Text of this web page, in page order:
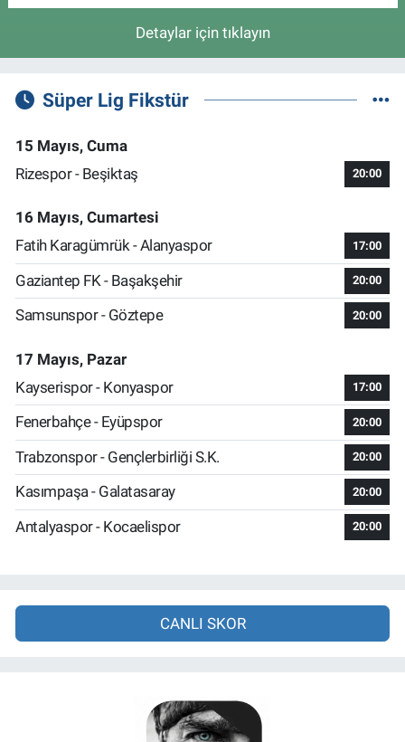
Detaylar için tıklayın
Süper Lig Fikstür
15 Mayıs, Cuma
Rizespor - Beşiktaş
20:00
16 Mayıs, Cumartesi
Fatih Karagümrük - Alanyaspor
17:00
Gaziantep FK - Başakşehir 20:00
Samsunspor - Göztepe 20:00
17 Mayıs, Pazar
Kayserispor - Konyaspor
17:00
Fenerbahçe - Eyüpspor 20:00
Trabzonspor - Gençlerbirliği S.K. 20:00
Kasımpaşa - Galatasaray 20:00
Antalyaspor - Kocaelispor 20:00
CANLI SKOR